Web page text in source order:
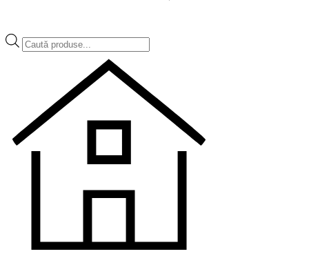
Products
search